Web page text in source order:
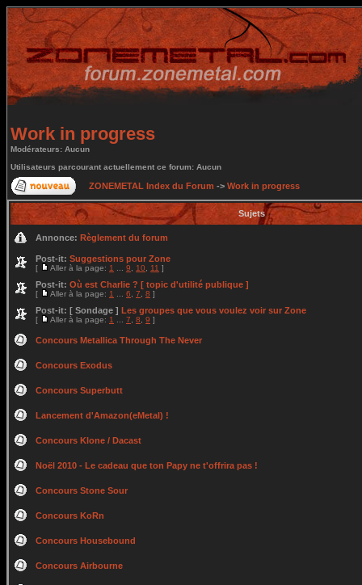
Work in progress
Modérateurs: Aucun
Utilisateurs parcourant actuellement ce forum: Aucun
ZONEMETAL Index du Forum -> Work in progress
Sujets
Annonce: Règlement du forum
Post-it: Suggestions pour Zone
[ Aller à la page: 1 9 10 11 ]
Post-it: Où est Charlie ? [ topic d'utilité publique ]
[ Aller à la page: 1 6 7 8 ]
Post-it: [ Sondage ] Les groupes que vous voulez voir sur Zone
[ Aller à la page: 1 7 8 9 ]
Concours Metallica Through The Never
Concours Exodus
Concours Superbutt
Lancement d'Amazon(eMetal) !
Concours Klone / Dacast
Noël 2010 - Le cadeau que ton Papy ne t'offrira pas !
Concours Stone Sour
Concours KoRn
Concours Housebound
Concours Airbourne